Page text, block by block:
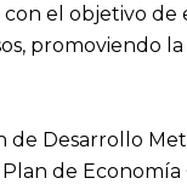
el objetivo
promoviendo
de Desarrollo
de